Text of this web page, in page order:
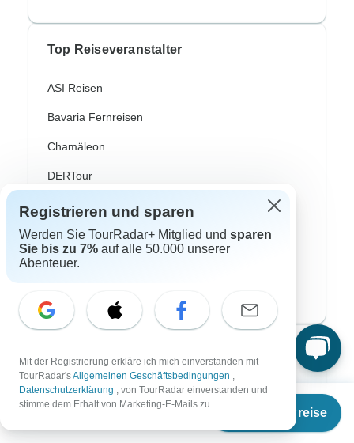
Termine & Preise
Top Reiseveranstalter
ASI Reisen
Bavaria Fernreisen
Chamäleon
DERTour
DIAMIR Erlebnisreisen
Journaway
Lüftner Cruises
Abenteuerreisen
Registrieren und sparen
Werden Sie TourRadar+ Mitglied und sparen
Sie bis zu 7% auf alle 50.000 unserer
Abenteuer.
Mit der Registrierung erkläre ich mich einverstanden mit
TourRadar'sAllgemeinen Geschäftsbedingungen ,
Datenschutzerklärung , von TourRadar einverstanden und
stimme dem Erhalt von Marketing-E-Mails zu.